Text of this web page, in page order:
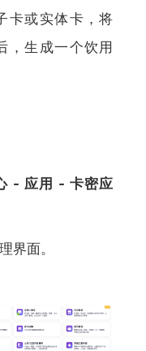
卡或实体卡，将
，生成一个饮用
- 应用 - 卡密应
界面。